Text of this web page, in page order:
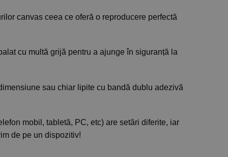
canvas ceea ce oferă o reproducere perfectă
cu multă grijă pentru a ajunge în siguranță la
sau chiar lipite cu bandă dublu adezivă
mobil, tabletă, PC, etc) are setări diferite, iar
de pe un dispozitiv!